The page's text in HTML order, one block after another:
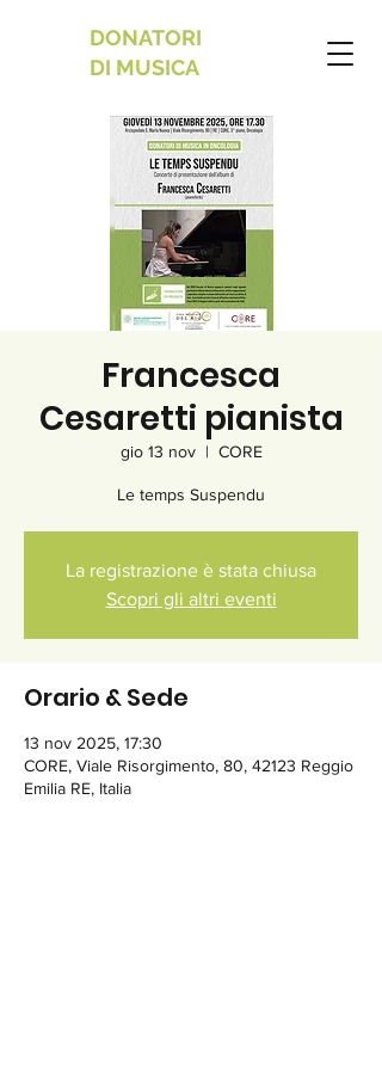
DONATORI
DI MUSICA
Francesca
Cesaretti pianista
gio 13 nov
  |
CORE
Le temps Suspendu
La registrazione è stata chiusa
Scopri gli altri eventi
Orario & Sede
13 nov 2025, 17:30
CORE, Viale Risorgimento, 80, 42123 Reggio
Emilia RE, Italia